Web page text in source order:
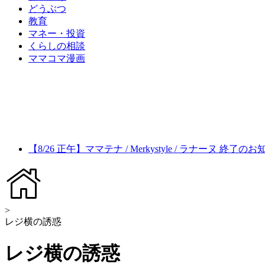
どうぶつ
教育
マネー・投資
くらしの相談
ママコマ漫画
【8/26 正午】ママテナ / Merkystyle / ラナーヌ 終了のお
>
レジ横の誘惑
レジ横の誘惑